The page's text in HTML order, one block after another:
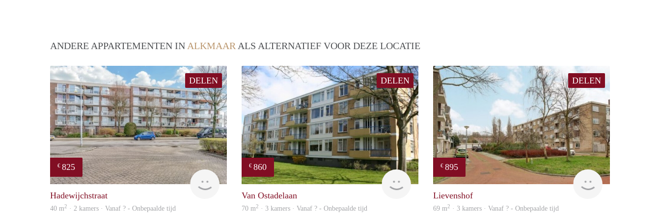
ANDERE APPARTEMENTEN IN ALKMAAR ALS ALTERNATIEF VOOR DEZE LOCATIE
DELEN
€ 825
finder
Hadewijchstraat
40 m2 · 2 kamers · Vanaf ? - Onbepaalde tijd
DELEN
€ 860
finder
Van Ostadelaan
70 m2 · 3 kamers · Vanaf ? - Onbepaalde tijd
DELEN
€ 895
rent
Lievenshof
69 m2 · 3 kamers · Vanaf ? - Onbepaalde tijd